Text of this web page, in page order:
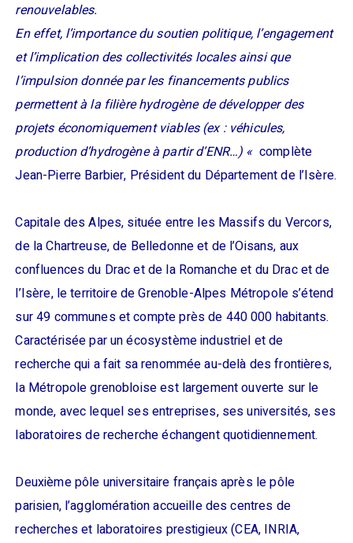
renouvelables.
En effet, l’importance du soutien politique, l’engagement
et l’implication des collectivités locales ainsi que
l’impulsion donnée par les financements publics
permettent à la filière hydrogène de développer des
projets économiquement viables (ex : véhicules,
production d’hydrogène à partir d’ENR…) « complète
Jean-Pierre Barbier, Président du Département de l’Isère.
Capitale des Alpes, située entre les Massifs du Vercors,
de la Chartreuse, de Belledonne et de l’Oisans, aux
confluences du Drac et de la Romanche et du Drac et de
l’Isère, le territoire de Grenoble-Alpes Métropole s’étend
sur 49 communes et compte près de 440 000 habitants.
Caractérisée par un écosystème industriel et de
recherche qui a fait sa renommée au-delà des frontières,
la Métropole grenobloise est largement ouverte sur le
monde, avec lequel ses entreprises, ses universités, ses
laboratoires de recherche échangent quotidiennement.
Deuxième pôle universitaire français après le pôle
parisien, l’agglomération accueille des centres de
recherches et laboratoires prestigieux (CEA, INRIA,